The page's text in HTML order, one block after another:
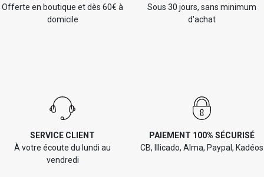
Offerte en boutique et dès 60€ à
domicile
Sous 30 jours, sans minimum
d'achat
SERVICE CLIENT
À votre écoute du lundi au
vendredi
PAIEMENT 100% SÉCURISÉ
CB, Illicado, Alma, Paypal, Kadéos